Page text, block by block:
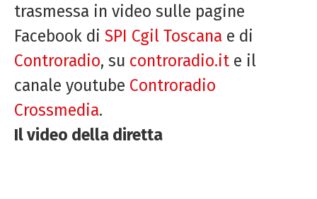
trasmessa in video sulle pagine
Facebook di SPI Cgil Toscana e di
Controradio, su controradio.it e il
canale youtube Controradio
Crossmedia.
Il video della diretta